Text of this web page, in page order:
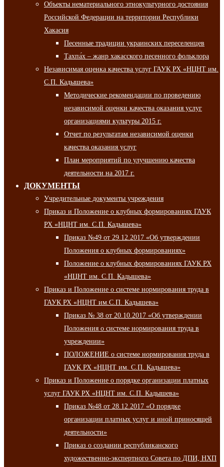
Объекты нематериального этнокультурного достояния
Российской Федерации на территории Республики
Хакасия
Песенные традиции украинских переселенцев
Тахпа́х – жанр хакасского песенного фольклора
Независимая оценка качества услуг ГАУК РХ «НЦНТ им.
С.П. Кадышева»
Методические рекомендации по проведению
независимой оценки качества оказания услуг
организациями культуры 2015 г.
Отчет по результатам независимой оценки
качества оказания услуг
План мероприятий по улучшению качества
деятельности на 2017 г.
ДОКУМЕНТЫ
Учредительные документы учреждения
Приказ и Положение о клубных формированиях ГАУК
РХ «НЦНТ им. С.П. Кадышева»
Приказ №49 от 29.12.2017 «Об утверждении
Положения о клубных формированиях»
Положение о клубных формированиях ГАУК РХ
«НЦНТ им. С.П. Кадышева»
Приказ и Положение о системе нормирования труда в
ГАУК РХ «НЦНТ им.С.П. Кадышева»
Приказ № 38 от 20.10.2017 «Об утверждении
Положения о системе нормирования труда в
учреждении»
ПОЛОЖЕНИЕ о системе нормирования труда в
ГАУК РХ «НЦНТ им. С.П. Кадышева»
Приказ и Положение о порядке организации платных
услуг ГАУК РХ «НЦНТ им. С.П. Кадышева»
Приказ №48 от 28.12.2017 «О порядке
организации платных услуг и иной приносящей
деятельности»
Приказ о создании республиканского
художественно-экспертного Совета по ДПИ, НХП